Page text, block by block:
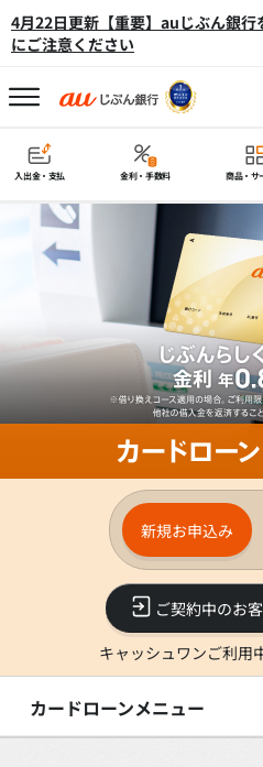
4月22日更新【重要】auじぶん銀
にご注意ください
入出金・支払 金利・手数料 商品・サ
新規お申込み
ご契約中のお
キャッシュワンご利用
カードローンメニュー